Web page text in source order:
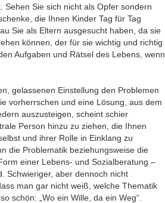
Sie sich nicht als Opfer sondern
die Ihnen Kinder Tag für Tag
Sie als Eltern ausgesucht haben, da sie
können, der für sie wichtig und richtig
Aufgaben und Rätsel des Lebens, wenn
gelassenen Einstellung den Problemen
vorherrschen und eine Lösung, aus dem
auszusteigen, scheint schier
Person hinzu zu ziehen, die Ihnen
und ihrer Rolle in Einklang zu
die Problematik beziehungsweise die
einer Lebens- und Sozialberatung –
Schwieriger, aber dennoch nicht
man gar nicht weiß, welche Thematik
schön: „Wo ein Wille, da ein Weg“.